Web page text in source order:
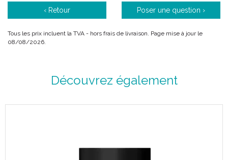
‹ Retour Poser une question ›
Tous les prix incluent la TVA - hors frais de livraison. Page mise à jour le
08/08/2026.
Découvrez également